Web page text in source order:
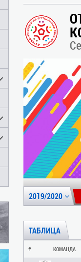
2019/2020
ТАБЛИЦА
# КОМАНДА